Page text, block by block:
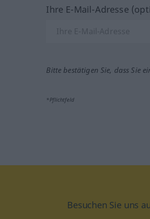
Ihre E-Mail-Adresse
Bitte bestätigen Sie, dass Sie
*Pflichtfeld
Besuchen Sie uns